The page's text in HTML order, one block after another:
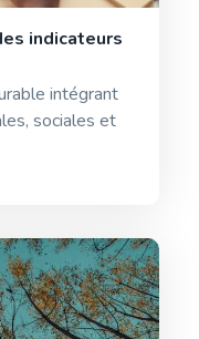
indicateurs
intégrant
sociales et